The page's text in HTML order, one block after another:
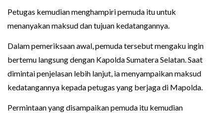
Petugas kemudian menghampiri pemuda itu untuk
menanyakan maksud dan tujuan kedatangannya.
Dalam pemeriksaan awal, pemuda tersebut mengaku ingin
bertemu langsung dengan Kapolda Sumatera Selatan. Saat
dimintai penjelasan lebih lanjut, ia menyampaikan maksud
kedatangannya kepada petugas yang berjaga di Mapolda.
Permintaan yang disampaikan pemuda itu kemudian